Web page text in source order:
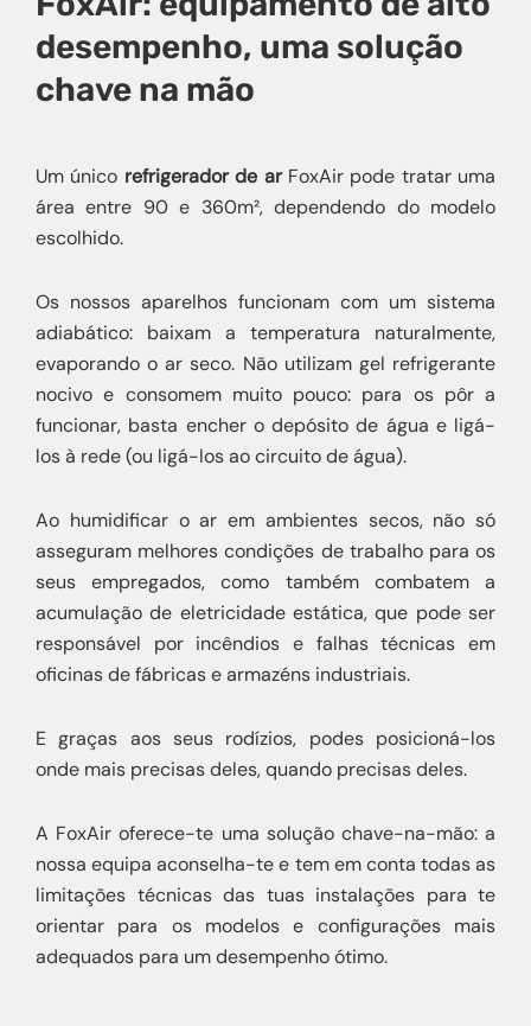
desempenho, uma solução
chave na mão
Um único refrigerador de arFoxAir pode tratar uma
área entre 90 e 360m², dependendo do modelo
escolhido.
Os nossos aparelhos funcionam com um sistema
adiabático: baixam a temperatura naturalmente,
evaporando o ar seco. Não utilizam gel refrigerante
nocivo e consomem muito pouco: para os pôr a
funcionar, basta encher o depósito de água e ligá-
los à rede (ou ligá-los ao circuito de água).
Ao humidificar o ar em ambientes secos, não só
asseguram melhores condições de trabalho para os
seus empregados, como também combatem a
acumulação de eletricidade estática, que pode ser
responsável por incêndios e falhas técnicas em
oficinas de fábricas e armazéns industriais.
E graças aos seus rodízios, podes posicioná-los
onde mais precisas deles, quando precisas deles.
A FoxAir oferece-te uma solução chave-na-mão: a
nossa equipa aconselha-te e tem em conta todas as
limitações técnicas das tuas instalações para te
orientar para os modelos e configurações mais
adequados para um desempenho ótimo.